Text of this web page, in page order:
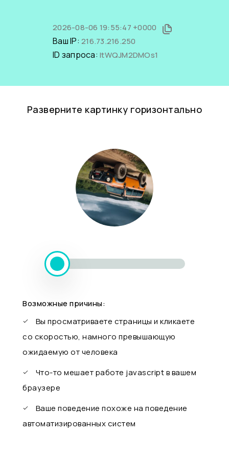
2026-08-06 19:55:47 +0000
Ваш IP: 216.73.216.250
ID запроса: ltWQJM2DMOs1
Разверните картинку горизонтально
Возможные причины:
Вы просматриваете страницы и кликаете
со скоростью, намного превышающую
ожидаемую от человека
Что-то мешает работе javascript в вашем
браузере
Ваше поведение похоже на поведение
автоматизированных систем